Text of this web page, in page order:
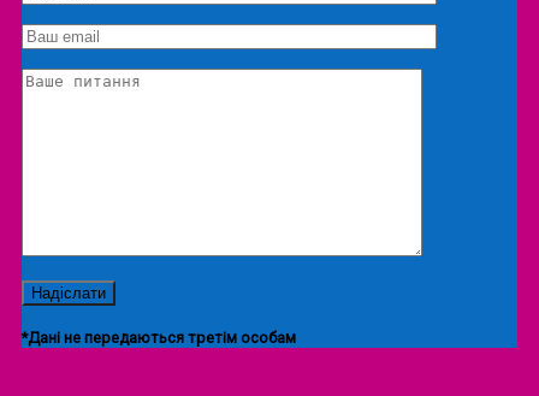
Екскурсія/локація
*Дані не передаються третім особам